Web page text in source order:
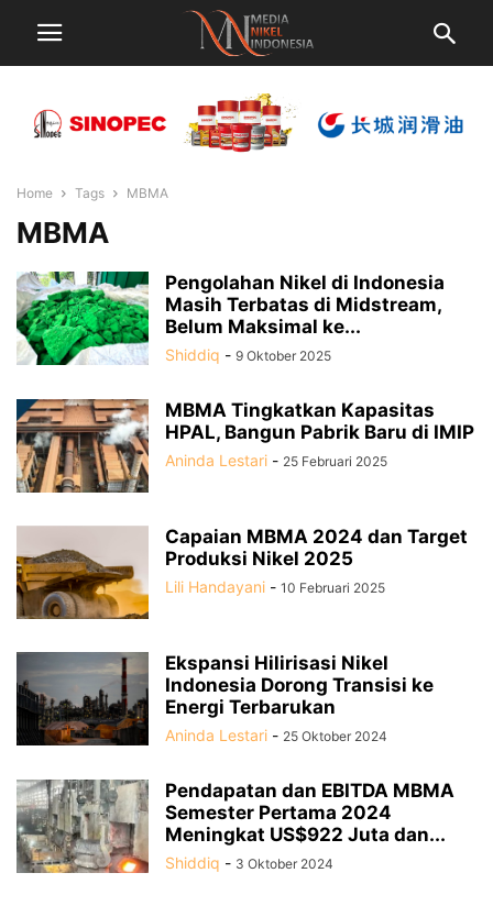
Home Tags MBMA
MBMA
Pengolahan Nikel di Indonesia
Masih Terbatas di Midstream,
Belum Maksimal ke...
Shiddiq - 9 Oktober 2025
MBMA Tingkatkan Kapasitas
HPAL, Bangun Pabrik Baru di IMIP
Aninda Lestari - 25 Februari 2025
Capaian MBMA 2024 dan Target
Produksi Nikel 2025
Lili Handayani - 10 Februari 2025
Ekspansi Hilirisasi Nikel
Indonesia Dorong Transisi ke
Energi Terbarukan
Aninda Lestari - 25 Oktober 2024
Pendapatan dan EBITDA MBMA
Semester Pertama 2024
Meningkat US$922 Juta dan...
Shiddiq - 3 Oktober 2024